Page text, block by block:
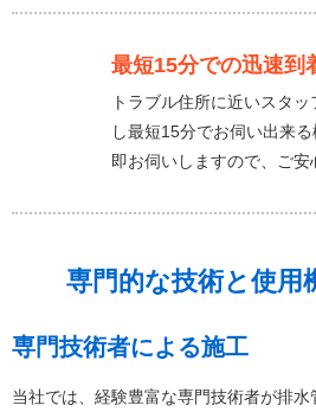
最短15分での迅速到
トラブル住所に近いスタ
し最短15分でお伺い出来る
即お伺いしますので、ご安
専門的な技術と使用
専門技術者による施工
当社では、経験豊富な専門技術者が排水